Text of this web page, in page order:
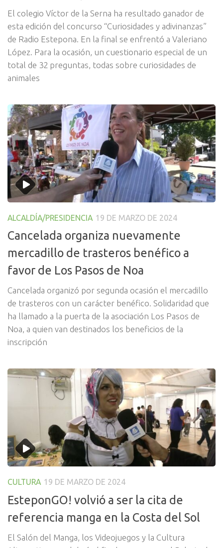
El colegio Víctor de la Serna ha resultado ganador de
esta edición del concurso “Curiosidades y adivinanzas”
de Radio Estepona. En la final se enfrentó a Valeriano
López. Para la ocasión, un cuestionario especial de un
total de 32 preguntas, todas sobre curiosidades de
animales
ALCALDÍA/PRESIDENCIA 19 DE MARZO DE 2024
Cancelada organiza nuevamente
mercadillo de trasteros benéfico a
favor de Los Pasos de Noa
Cancelada organizó por segunda ocasión el mercadillo
de trasteros con un carácter benéfico. Solidaridad que
ha llamado a la puerta de la asociación Los Pasos de
Noa, a quien van destinados los beneficios de la
inscripción
CULTURA 19 DE MARZO DE 2024
EsteponGO! volvió a ser la cita de
referencia manga en la Costa del Sol
El Salón del Manga, los Videojuegos y la Cultura